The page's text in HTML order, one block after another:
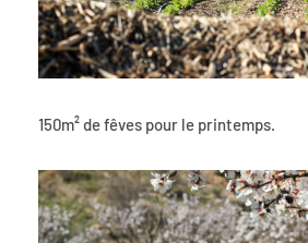
150m² de fêves pour le printemps.